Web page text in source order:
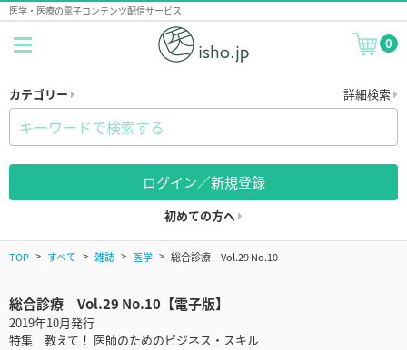
医学・医療の電子コンテンツ配信サービス
0
カテゴリー 詳細検索
ログイン／新規登録
初めての方へ
TOP すべて 雑誌 医学 総合診療 Vol.29 No.10
総合診療 Vol.29 No.10【電子版】
2019年10月発行
特集 教えて！ 医師のためのビジネス・スキル